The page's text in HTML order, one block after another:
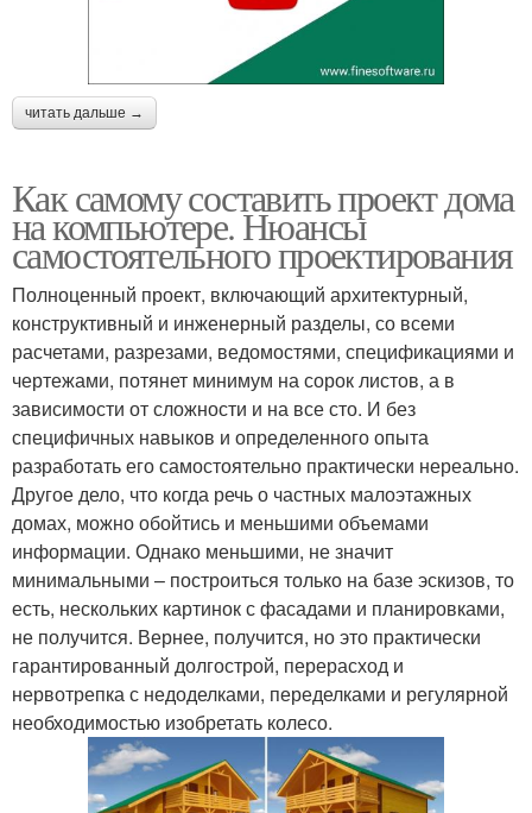
читать дальше →
Как самому составить проект дома
на компьютере. Нюансы
самостоятельного проектирования
Полноценный проект, включающий архитектурный,
конструктивный и инженерный разделы, со всеми
расчетами, разрезами, ведомостями, спецификациями и
чертежами, потянет минимум на сорок листов, а в
зависимости от сложности и на все сто. И без
специфичных навыков и определенного опыта
разработать его самостоятельно практически нереально.
Другое дело, что когда речь о частных малоэтажных
домах, можно обойтись и меньшими объемами
информации. Однако меньшими, не значит
минимальными – построиться только на базе эскизов, то
есть, нескольких картинок с фасадами и планировками,
не получится. Вернее, получится, но это практически
гарантированный долгострой, перерасход и
нервотрепка с недоделками, переделками и регулярной
необходимостью изобретать колесо.